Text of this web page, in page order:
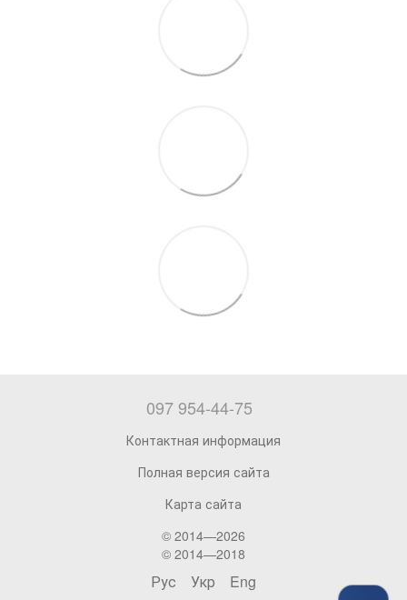
097 954-44-75
Контактная информация
Полная версия сайта
Карта сайта
© 2014—2026
© 2014—2018
Рус Укр Eng